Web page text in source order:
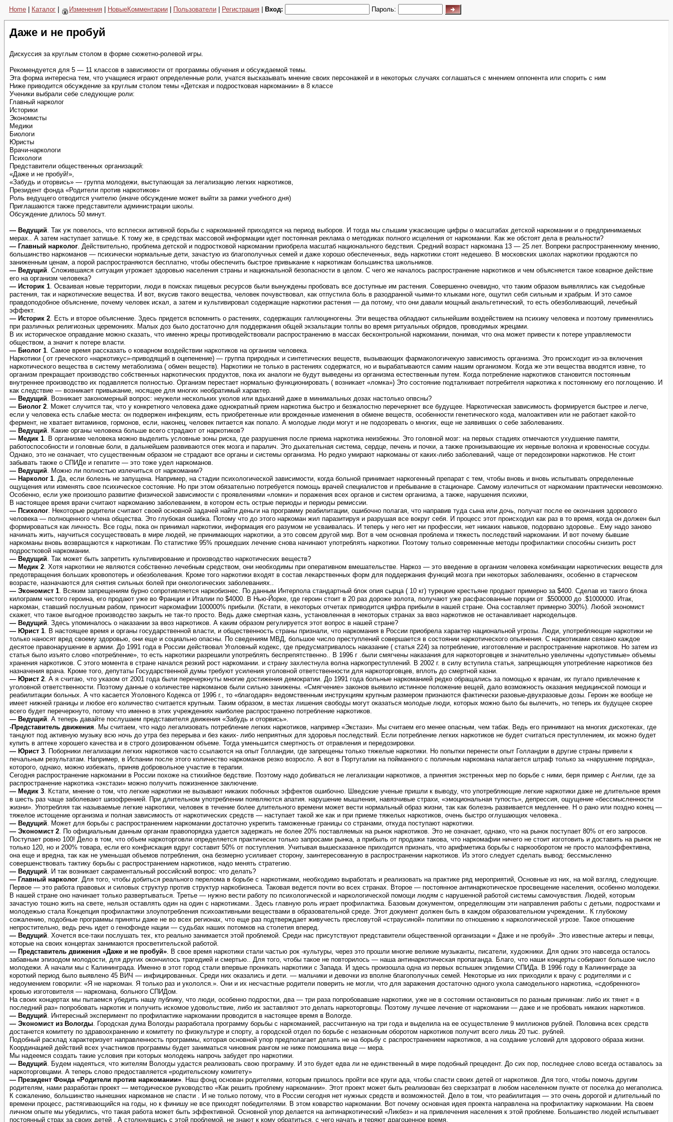
Home Каталог Изменения НовыеКомментарии Пользователи Регистрация Вход: Пароль:
Даже и не пробуй
Дискуссия за круглым столом в форме сюжетно-ролевой игры.
Рекомендуется для 5 — 11 классов в зависимости от программы обучения и обсуждаемой темы.
Эта форма интересна тем, что учащиеся играют определенные роли, учатся высказывать мнение своих персонажей и в некоторых случаях соглашаться с мнением оппонента или спорить с ним
Ниже приводится обсуждение за круглым столом темы «Детская и подростковая наркомании» в 8 классе
Ученики выбрали себе следующие роли:
Главный нарколог
Историки
Экономисты
Медики
Биологи
Юристы
Врачи-наркологи
Психологи
Представители общественных организаций:
«Даже и не пробуй!»,
«Забудь и оторвись» — группа молодежи, выступающая за легализацию легких наркотиков,
Президент фонда «Родители против наркотиков»
Роль ведущего отводится учителю (иначе обсуждение может выйти за рамки учебного дня)
Приглашаются также представители администрации школы.
Обсуждение длилось 50 минут.
— Ведущий. Так уж повелось, что всплески активной борьбы с наркоманией приходятся на период выборов. И тогда мы слышим ужасающие цифры о масштабах детской наркомании и о предпринимаемых
мерах.. А затем наступает затишье. К тому же, в средствах массовой информации идет постоянная реклама о методиках полного исцеления от наркомании. Как же обстоят дела в реальности?
— Главный нарколог. Действительно, проблема детской и подростковой наркомании приобрела масштаб национального бедствия. Средний возраст наркомана 13 — 25 лет. Вопреки распространенному мнению,
большинство наркоманов — психически нормальные дети, зачастую из благополучных семей и даже хорошо обеспеченных, ведь наркотики стоят недешево. В московских школах наркотики продаются по
заниженным ценам, а порой распространяются бесплатно, чтобы обеспечить быстрое привыкание к наркотикам большинства школьников.
— Ведущий. Сложившаяся ситуация угрожает здоровью населения страны и национальной безопасности в целом. С чего же началось распространение наркотиков и чем объясняется такое коварное действие
его на организм человека?
— Историк 1. Осваивая новые территории, люди в поисках пищевых ресурсов были вынуждены пробовать все доступные им растения. Совершенно очевидно, что таким образом выявлялись как съедобные
растения, так и наркотические вещества. И вот, вкусив такого вещества, человек почувствовал, как отпустила боль в разодранной чьими-то клыками ноге, ощутил себя сильным и храбрым. И это самое
правдоподобное объяснение, почему человек искал, а затем и культивировал содержащие наркотики растения — да потому, что они давали мощный анальгетический, то есть обезболивающий, лечебный
эффект.
— Историк 2. Есть и второе объяснение. Здесь придется вспомнить о растениях, содержащих галлюциногены. Эти вещества обладают сильнейшим воздействием на психику человека и поэтому применялись
при различных религиозных церемониях. Малых доз было достаточно для поддержания общей экзальтации толпы во время ритуальных обрядов, проводимых жрецами.
В их историческое оправдание можно сказать, что именно жрецы противодействовали распространению в массах бесконтрольной наркомании, понимая, что она может привести к потере управляемости
обществом, а значит к потере власти.
— Биолог 1. Самое время рассказать о коварном воздействии наркотиков на организм человека.
Наркотики ( от греческого «наркотикус»-приводящий в оцепенение) — группа природных и синтетических веществ, вызывающих фармакологичекую зависимость организма. Это происходит из-за включения
наркотического вещества в систему метаболизма ( обмен веществ). Наркотики не только в растениях содержатся, но и вырабатываются самим нашим организмом. Когда же эти вещества вводятся извне, то
организм прекращает производство собственных наркотических продуктов, пока их аналоги не будут выведены из организма естественным путем. Когда потребление наркотиков становится постоянным
внутреннее производство их подавляется полностью. Организм перестает нормально функционировать ( возникает «ломка») Это состояние подталкивает потребителя наркотика к постоянному его поглощению. И
как следствие — возникает привыкание, носящее для многих необратимый характер.
— Ведущий. Возникает закономерный вопрос: неужели нескольких уколов или вдыханий даже в минимальных дозах настолько опвсны?
— Биолог 2. Может случится так, что у конкретного человека даже однократный прием наркотика быстро и безжалостно перечеркнет все будущее. Наркотическая зависимость формируется быстрее и легче,
если у человека есть слабые места: он подвержен инфекциям, есть приобретенные или врожденные изменения в обмене веществ, особенности генетического кода, малоактивен или не работает какой-то
фермент, не хватает витаминов, гормонов, если, наконец, человек питается как попало. А молодые люди могут и не подозревать о многих, еще не заявивших о себе заболеваниях.
— Ведущий. Какие органы человека больше всего страдают от наркотиков?
— Медик 1. В организме человека можно выделить условные зоны риска, где разрушения после приема наркотика неизбежны. Это головной мозг: на первых стадиях отмечаются ухудшение памяти,
работоспособности и головные боли, в дальнейшем развиваются отек мозга и паралич. Это дыхательная система, сердце, печень и почки, а также пронизывающие их нервные волокна и кровеносные сосуды.
Однако, это не означает, что существенным образом не страдают все органы и системы организма. Но редко умирают наркоманы от каких-либо заболеваний, чаще от передозировки наркотиков. Не стоит
забывать также о СПИДе и гепатите — это тоже удел наркоманов.
— Ведущий. Можно ли полностью излечиться от наркомании?
— Нарколог 1. Да, если болезнь не запущена. Например, на стадии психологической зависимости, когда больной принимает наркогенный препарат с тем, чтобы вновь и вновь испытывать определенные
ощущения или изменять свое психическое состояние. Но при этом обязательно потребуется помощь врачей специалистов и пребывание в стационаре. Самому излечиться от наркомании практически невозможно.
Особенно, если уже произошло развитие физической зависимости с проявлениями «ломки» и поражения всех органов и систем организма, а также, нарушения психики,
В настоящее время врачи считают наркоманию заболеванием, в котором есть острые периоды и периоды ремиссии.
— Психолог. Некоторые родители считают своей основной задачей найти деньги на программу реабилитации, ошибочно полагая, что направив туда сына или дочь, получат после ее окончания здорового
человека — полноценного члена общества. Это глубокая ошибка. Потому что до этого наркоман жил паразитируя и разрушая все вокруг себя. И процесс этот происходил как раз в то время, когда он должен был
формироваться как личность. Все годы, пока он принимал наркотики, информация его разумом не усваивалась. И теперь у него нет ни профессии, нет никаких навыков, подорвано здоровье.. Ему надо заново
начинать жить, научиться сосуществовать в мире людей, не принимающих наркотики, а это совсем другой мир. Вот в чем основная проблема и тяжесть последствий наркомании. И вот почему бывшие
наркоманы вновь возвращаются к наркотикам. По статистике 95% прошедших лечение снова начинают употреблять наркотики. Поэтому только современные методы профилактики способны снизить рост
подростковой наркомании.
— Ведущий. Так может быть запретить культивирование и производство наркотических веществ?
— Медик 2. Хотя наркотики не являются собственно лечебным средством, они необходимы при оперативном вмешательстве. Наркоз — это введение в организм человека комбинации наркотических веществ для
предотвращения больших кровопотерь и обезболевания. Кроме того наркотики входят в состав лекарственных форм для поддержания функций мозга при некоторых заболеваниях, особенно в старческом
возрасте, назначаются для снятия сильных болей при онкологических заболеваниях..
— Экономист 1. Всяким запрещениям бурно сопротивляется наркобизнес. По данным Интерпола стандартный блок опия сырца ( 10 кг) турецкие крестьяне продают примерно за $400. Сделав из такого блока
килограмм чистого героина, его продают уже во Франции и Италии по $4000. В Нью-Йорке, где героин стоит в 20 раз дороже золота, получают уже расфасованные порции от .$500000 до .$1000000. Итак,
наркоман, ставший послушным рабом, приносит наркомафии 100000% прибыли. (Кстати, в некоторых отчетах приводится цифра прибыли в нашей стране. Она составляет примерно 300%). Любой экономист
скажет, что такое выгодное производство закрыть не так-то просто. Ведь даже смертная казнь, установленная в некоторых странах за ввоз наркотиков не останавливает наркодельцов.
— Ведущий. Здесь упоминалось о наказании за ввоз наркотиков. А каким образом регулируется этот вопрос в нашей стране?
— Юрист 1. В настоящее время и органы государственной власти, и общественность страны признали, что наркомания в России приобрела характер национальной угрозы. Люди, употребляющие наркотики не
только наносят вред своему здоровью, они еще и социально опасны. По сведениям МВД, большое число преступлений совершается в состоянии наркотического опьянения. С наркотиками связано каждое
десятое правонарушение в армии. До 1991 года в России действовал Уголовный кодекс, где предусматривалось наказание ( статья 224) за потребление, изготовление и распространение наркотиков. Но затем из
статья было изъято слово «потребление», то есть наркотики разрешили употреблять беcпрепятственно.. В 1996 г .были смягчены наказания для наркоторговцев и значительно увеличены «допустимые» объемы
хранения наркотиков. С этого момента в стране начался резкий рост наркомании. и страну захлестнула волна наркопреступлений. В 2002 г. в силу вступила статья, запрещающяя употребление наркотиков без
назначения врача. Кроме того, депутаты Государственной думы требуют усиления уголовной ответственности для наркоторговцев, вплоть до смертной казни.
— Юрист 2. А я считаю, что указом от 2001 года были перечеркнуты многие достижения демократии. До 1991 года больные наркоманией редко обращались за помощью к врачам, их пугало привлечение к
уголовной ответственности. Поэтому данные о количестве наркоманов были сильно занижены. «Смягчение» законов выявило истинное положение вещей, дало возможность оказания медицинской помощи и
реабилитации больных. А что касается Уголовного Кодекса от 1996 г., то «благодаря» ведомственным инструкциям крупным размером признаются фактически разовые-двухразовые дозы. Героин же вообще не
имеет нижней границы и любое его количество считается крупным. Таким образом, в местах лишения свободы могут оказаться молодые люди, которых можно было бы вылечить, но теперь их будущее скорее
всего будет перечеркнуто, потому что именно в этих учреждениях наиболее распространено потребление наркотиков.
— Ведущий. А теперь давайте послушаем представителя движения «Забудь и оторвись».
-Представитель движения. Мы считаем, что надо легализовать потребление легких наркотиков, например «Экстази». Мы считаем его менее опасным, чем табак. Ведь его принимают на многих дискотеках, где
танцуют под активную музыку всю ночь до утра без перерыва и без каких- либо неприятных для здоровья последствий. Если потребление легких наркотиков не будет считаться преступлением, их можно будет
купить в аптеке хорошего качества и в строго дозированном объеме. Тогда уменьшится смертность от отравления и передозировки.
— Юрист 3. Поборники легализации легких наркотиков часто ссылаются на опыт Голландии, где запрещены только тяжелые наркотики. Но попытки перенести опыт Голландии в другие страны привели к
печальным результатам. Например, в Испании после этого количество наркоманов резко возросло. А вот в Португалии на пойманного с поличным наркомана налагается штраф только за «нарушение порядка»,
которого, однако, можно избежать, приняв добровольное участие в терапии.
Сегодня распространение наркомании в России похоже на стихийное бедствие. Поэтому надо добиваться не легализации наркотиков, а принятия экстренных мер по борьбе с ними, беря пример с Англии, где за
распространение наркотика «экстази» можно получить пожизненное заключение.
— Медик 3. Кстати, мнение о том, что легкие наркотики не вызывают никаких побочных эффектов ошибочно. Шведские ученые пришли к выводу, что употребляющие легкие наркотики даже не длительное время
в шесть раз чаще заболевают шизофренией. При длительном употреблении появляются апатия. нарушение мышления, навязчивые страхи, «эмоциональная тупость», депрессия, ощущение «бессмысленности
жизни». Употребляя так называемые легкие наркотики, человек в течение более длительного времени может вести нормальный образ жизни, так как болезнь развивается медленнее. Н о рано или поздно конец —
тяжелое истощение организма и полная зависимость от наркотических средств — наступает такой же как и при приеме тяжелых наркотиков, очень быстро оглушающих человека..
— Ведущий. Может для борьбы с распространением наркомании достаточно укрепить таможенные границы со странами, откуда поступают наркотики.
— Экономист 2. По официальным данным органам правопорядка удается задержать не более 20% поставляемых на рынок наркотиков. Это не означает, однако, что на рынок поступает 80% от его запросов.
Поступает ровно 100! Дело в том, что объем наркоторговли определяется практически только запросами рынка, а прибыль от продажи такова, что наркомафии ничего не стоит изготовить и доставить на рынок не
только 120, но и 200% товара, если его конфискация вдруг составит 50% от поступления. Учитывая вышесказанное приходится признать, что арифметика борьбы с наркооборотом не просто малоэффективна,
она еще и вредна, так как не уменьшая объемов потребления, она безмерно усиливает сторону, заинтересованную в распространении наркотиков. Из этого следует сделать вывод: бессмысленно
совершенствовать тактику борьбы с распространением наркотиков, надо менять стратегию.
— Ведущий. И так возникает сакраментальный российский вопрос: что делать?
— Главный нарколог. Для того, чтобы добиться реального перелома в борьбе с наркотиками, необходимо выработать и реализовать на практике ряд мероприятий, Основные из них, на мой взгляд, следующие.
Первое — это работа правовых и силовых структур против структур наркобизнеса. Таковая ведется почти во всех странах. Второе — постоянное антинаркотическое просвещение населения, особенно молодежи.
В нашей стране оно начинает только развертываться. Третье — нужно вести работу по психологической и наркологической помощи людям с нарушенной работой системы самочувствия. Людей, которым
зачастую тошно жить на свете, нельзя оставлять один на один с наркотиками.. Здесь главную роль играет профилактика. Базовым документом, определяющим эти направления работы с детьми, подростками и
молодежью стала Концепция профилактики злоупотребления психоактивными веществами в образовательной среде. Этот документ должен быть в каждом образовательном учреждении.. К глубокому
сожалению, подобные программы приняты даже не во всех регионах, что еще раз подтверждает живучесть пресловутой «страусиной» политики по отношению к наркологической угрозе. Такое отношение
непростительно, ведь речь идет о генофонде нации — судьбах наших потомков на столетия вперед.
— Ведущий. Хочется все-таки послушать тех, кто реально занимается этой проблемой. Среди нас присутствуют представители общественной организации « Даже и не пробуй» .Это известные актеры и певцы,
которые на своих концертах занимаются просветительской работой.
— Представитель движения «Даже и не пробуй». В свое время наркотики стали частью рок -культуры, через это прошли многие великие музыканты, писатели, художники. Для одних это навсегда осталось
забавным эпизодом молодости, для других окончилось трагедией и смертью.. Для того, чтобы такое не повторилось — наша антинаркотическая пропаганда. Благо, что наши концерты собирают большое число
молодежи. А начали мы с Калининграда. Именно в этот город стали впервые проникать наркотики с Запада. И здесь произошла одна из первых вспышек эпидемии СПИДа. В 1996 году в Калининграде за
короткий период было выявлено 45 ВИЧ — инфицированных. Среди них оказались и дети. — мальчики и девочки из вполне благополучных семей. Некоторые из них приходили к врачу с родителями и с
недоумением говорили: «Я не наркоман. Я только раз и укололся.». Они и их несчастные родители поверить не могли, что для заражения достаточно одного укола самодельного наркотика, «сдобренного»
кровью изготовителя — наркомана, больного СПИДом.
На своих концертах мы пытаемся убедить нашу публику, что люди, особенно подростки, два — три раза попробовавшие наркотики, уже не в состоянии остановиться по разным причинам: либо их тянет « в
последний раз» попробовать наркотик и получить искомое удовольствие, либо их заставляют это делать наркоторговцы. Поэтому лучшее лечение от наркомании — даже и не пробовать никаких наркотиков.
— Ведущий. Интересный эксперимент по профилактике наркомании проводится в настоящее время в Вологде.
— Экономист из Вологды. Городская дума Вологды разработала программу борьбы с наркоманией, рассчитанную на три года и выделила на ее осуществление 9 миллионов рублей. Половина всех средств
достанется комитету по здравоохранению и комитету по физкультуре и спорту, а городской отдел по борьбе с незаконным оборотом наркотиков получит всего лишь 20 тыс. рублей.
Подобный расклад характеризует направленность программы, которая основной упор предполагает делать не на борьбу с распространением наркотиков, а на создание условий для здорового образа жизни.
Координацией действий всех участников программы будет заниматься чиновник рангом не ниже помошника вице — мера.
Мы надеемся создать такие условия при которых молодежь напрочь забудет про наркотики.
— Ведущий. Будем надеяться, что жителям Вологды удастся реализовать свою программу. И это будет едва ли не единственный в мире подобный прецедент. До сих пор, последнее слово всегда оставалось за
наркоторговцами. А теперь слово предоставляется «родительскому комитету»
— Президент Фонда «Родители против наркомании». Наш фонд основан родителями, которым пришлось пройти все круги ада, чтобы спасти своих детей от наркотиков. Для того, чтобы помочь другим
родителям, нами разработан проект — методическое руководство «Как решить проблему наркомании». Этот проект может быть реализован без сверхзатрат в любом населенном пункте от поселка до мегаполиса.
К сожалению, большинство нынешних наркоманов не спасти . И не только потому, что в России сегодня нет нужных средств и возможностей. Дело в том, что реабилитация — это очень дорогой и длительный по
времени процесс, растягивающийся на годы, но к финишу не все приходят победителями. В этом коварство наркомании. Вот почему основная идея проекта направлена на профилактику наркомании. На своем
личном опыте мы убедились, что такая работа может быть эффективной. Основной упор делается на антинаркотический «Ликбез» и на привлечения населения к этой проблеме. Большинство людей испытывает
постоянный страх за своих детей . А столкнувшись с этой проблемой, не знают к кому обратиться, с чего начать и теряют драгоценное время.